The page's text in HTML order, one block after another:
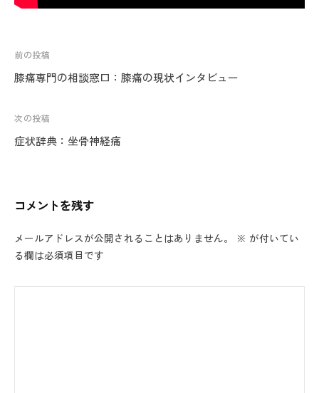
投
稿
ビ
ゲ
ン
前の投稿
膝痛専門の相談窓口：膝痛の現状インタビュー
次の投稿
症状辞典：坐骨神経痛
コメントを残す
メールアドレスが公開されることはありません。 ※ が付いてい
る欄は必須項目です